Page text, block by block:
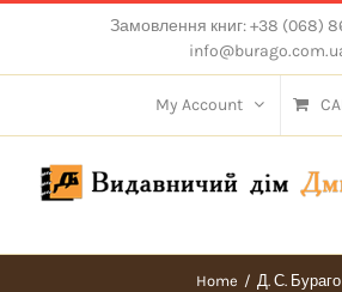
content
Замовлення книг: +38 (068)
My Account
Home / Д. С. Бураго